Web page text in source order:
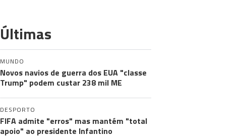
Últimas
MUNDO
Novos navios de guerra dos EUA "classe
Trump" podem custar 238 mil ME
DESPORTO
FIFA admite "erros" mas mantém "total
apoio" ao presidente Infantino